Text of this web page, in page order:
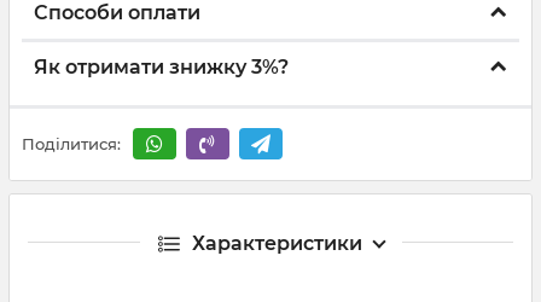
Способи оплати
Як отримати знижку 3%?
Поділитися:
Характеристики